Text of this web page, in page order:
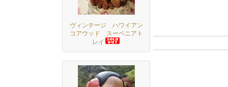
ヴィンテージ ハワイアン
コアウッド スーベニアト
レイ